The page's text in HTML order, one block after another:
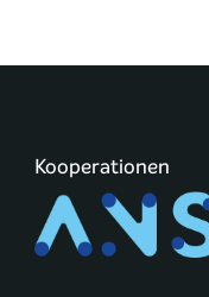
Kooperationen